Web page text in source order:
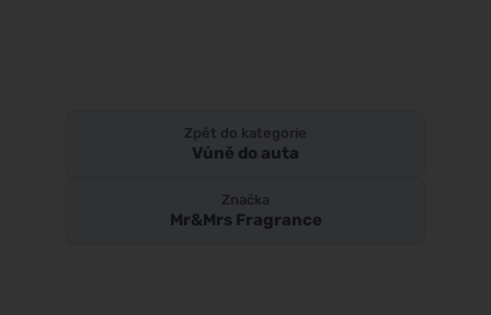
Zpět do kategorie
Vůně do auta
Značka
Mr&Mrs Fragrance